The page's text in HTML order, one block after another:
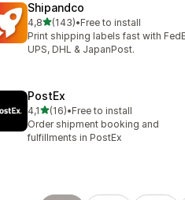
Shipandco
4,8de 5 estrelas
(143)
143 total de avaliações
•Free to install
Print shipping labels fast with
UPS, DHL & JapanPost.
PostEx
4,1de 5 estrelas
(16)
16 total de avaliações
•Free to install
Order shipment booking and
fulfillments in PostEx